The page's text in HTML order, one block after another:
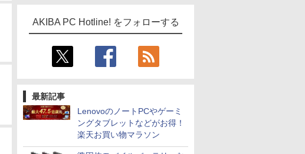
AKIBA PC Hotline! をフォローする
最新記事
LenovoのノートPCやゲーミ
ングタブレットなどがお得！
楽天お買い物マラソン